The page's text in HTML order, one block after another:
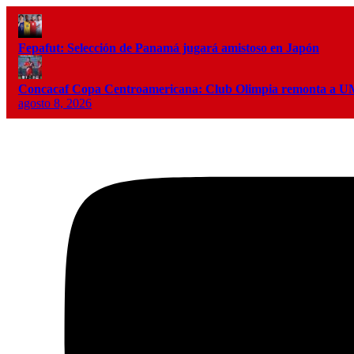
Fepafut: Selección de Panamá jugará amistoso en Japón
Concacaf Copa Centroamericana: Club Olimpia remonta a
agosto 8, 2026